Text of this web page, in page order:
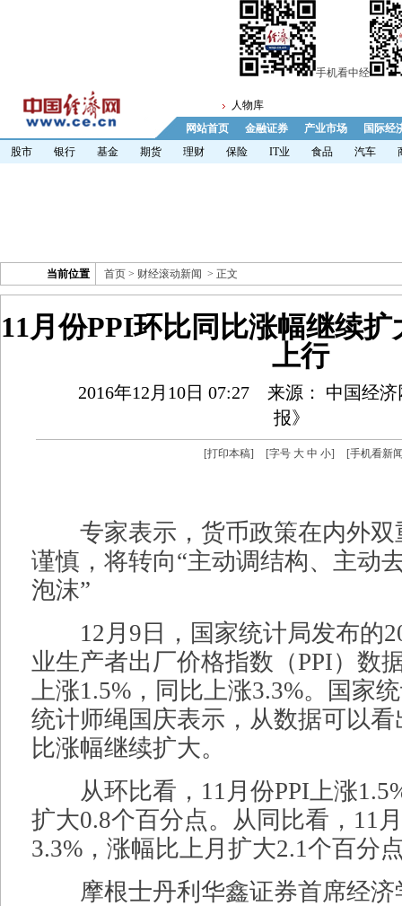
手机看中经
人物库
网站首页
金融证券 产业市场
国际经
股市
银行 基金 期货 理财 保险 IT业 食品 汽车
当前位置 首页 > 财经滚动新闻 > 正文
11月份PPI环比同比涨幅继续
上行
2016年12月10日 07:27
来源： 中国经
报》
[打印本稿] [字号 大 中 小] [手机看新
专家表示，货币政策在内外
谨慎，将转向“主动调结构、主动
泡沫”
12月9日，国家统计局发布的
业生产者出厂价格指数（PPI）数
上涨1.5%，同比上涨3.3%。国家
统计师绳国庆表示，从数据可以看
比涨幅继续扩大。
从环比看，11月份PPI上涨
扩大0.8个百分点。从同比看，11
3.3%，涨幅比上月扩大2.1个百分
摩根士丹利华鑫证券首席经济